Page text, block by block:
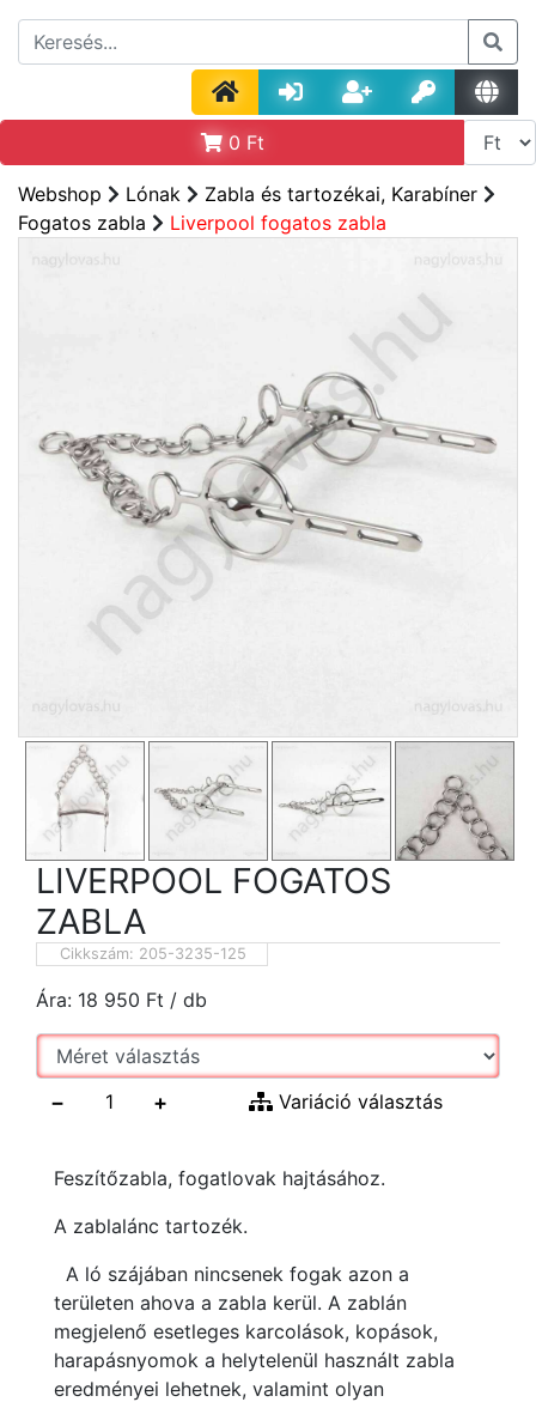
0 Ft
Webshop Lónak
Zabla és tartozékai, Karabíner
Fogatos zabla
Liverpool fogatos zabla
LIVERPOOL FOGATOS
ZABLA
Cikkszám: 205-3235-125
Ára: 18 950 Ft / db
− + Variáció választás
Feszítőzabla, fogatlovak hajtásához.
A zablalánc tartozék.
A ló szájában nincsenek fogak azon a
területen ahova a zabla kerül. A zablán
megjelenő esetleges karcolások, kopások,
harapásnyomok a helytelenül használt zabla
eredményei lehetnek, valamint olyan